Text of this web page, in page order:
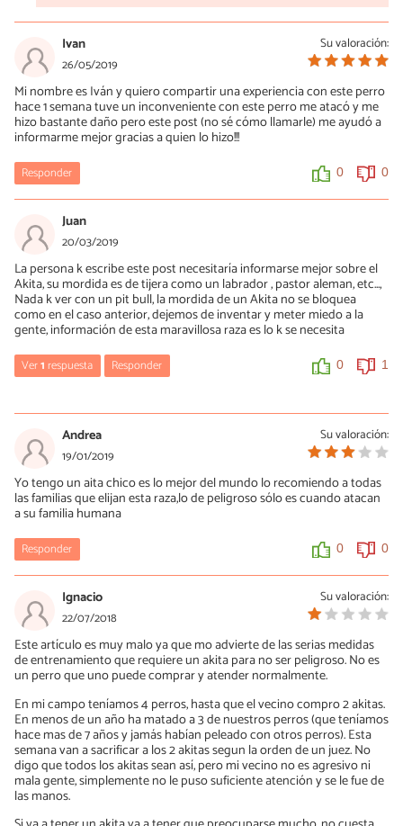
Su valoración:
Ivan
26/05/2019
Mi nombre es Iván y quiero compartir una experiencia con este perro
hace 1 semana tuve un inconveniente con este perro me atacó y me
hizo bastante daño pero este post (no sé cómo llamarle) me ayudó a
informarme mejor gracias a quien lo hizo!!!
Responder 0 0
Juan
20/03/2019
La persona k escribe este post necesitaría informarse mejor sobre el
Akita, su mordida es de tijera como un labrador , pastor aleman, etc...,
Nada k ver con un pit bull, la mordida de un Akita no se bloquea
como en el caso anterior, dejemos de inventar y meter miedo a la
gente, información de esta maravillosa raza es lo k se necesita
Ver1respuesta Responder 0 1
13/04/2021
Es cierto que no es la misma mordida que un Pitbull. También he
de decir que los Pitbull sueltan, nada más hay que verlos con
adiestradores, les dan un orden y sueltan. Está página tienes
muchas cosas buenas, pero en otras no aciertan. Información real
sobre los Akitas se puede encontrar en Japón, libros de estos etc...
Su valoración:
Andrea
19/01/2019
Yo tengo un aita chico es lo mejor del mundo lo recomiendo a todas
las familias que elijan esta raza,lo de peligroso sólo es cuando atacan
a su familia humana
Responder 0 0
Su valoración:
Ignacio
22/07/2018
Este artículo es muy malo ya que mo advierte de las serias medidas
de entrenamiento que requiere un akita para no ser peligroso. No es
un perro que uno puede comprar y atender normalmente.
En mi campo teníamos 4 perros, hasta que el vecino compro 2 akitas.
En menos de un año ha matado a 3 de nuestros perros (que teníamos
hace mas de 7 años y jamás habían peleado con otros perros). Esta
semana van a sacrificar a los 2 akitas segun la orden de un juez. No
digo que todos los akitas sean así, pero mi vecino no es agresivo ni
mala gente, simplemente no le puso suficiente atención y se le fue de
las manos.